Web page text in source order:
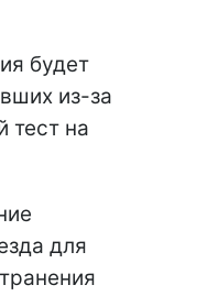
будет
из-за
тест на
для